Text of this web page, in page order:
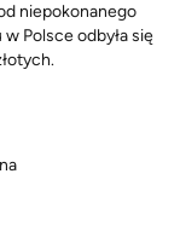
niepokonanego
Polsce odbyła się